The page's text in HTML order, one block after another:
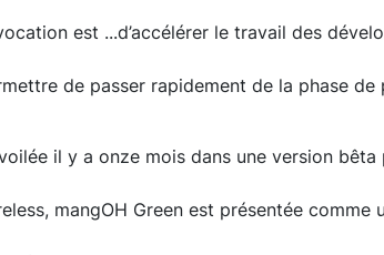
est ...d’accélérer le travail des
de passer rapidement de la phase
il y a onze mois dans une version bêta
mangOH Green est présentée comme